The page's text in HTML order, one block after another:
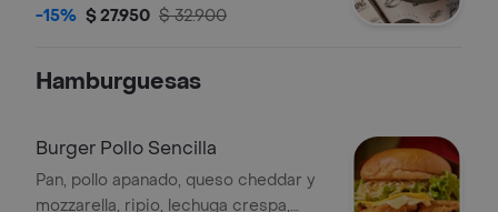
casa. (imagen de referencia).
-15% $ 27.950 $ 32.900
Hamburguesas
Burger Pollo Sencilla
Pan, pollo apanado, queso cheddar y
mozzarella, ripio, lechuga crespa,